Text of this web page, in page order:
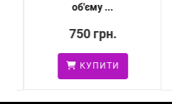
об'єму ...
750 грн.
КУПИТИ